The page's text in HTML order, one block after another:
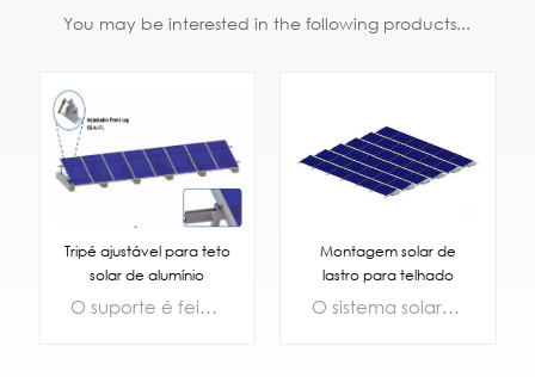
You may be interested in the following products...
Tripé ajustável para teto
solar de alumínio
O suporte é feito de material principal de alta qualidade, alumínio anodizado avançado AL6500-T5, e a superfície é anodizada com 12-15MIC. Seu excelente desempenho anticorrosivo e antiferrugem garante sua vida útil de 30 anos. Ao mesmo tempo, as características leves do alumínio reduzem a carga do teto, tornando-o seguro e confiável
Montagem solar de
lastro para telhado
O sistema solar de lastro é adequado para telhados e pisos angulares, e esta nova estrutura de lastro é leve, flexível e forte. fácil de montar